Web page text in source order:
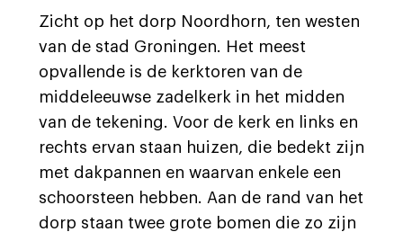
Zicht op het dorp Noordhorn, ten westen
van de stad Groningen. Het meest
opvallende is de kerktoren van de
middeleeuwse zadelkerk in het midden
van de tekening. Voor de kerk en links en
rechts ervan staan huizen, die bedekt zijn
met dakpannen en waarvan enkele een
schoorsteen hebben. Aan de rand van het
dorp staan twee grote bomen die zo zijn